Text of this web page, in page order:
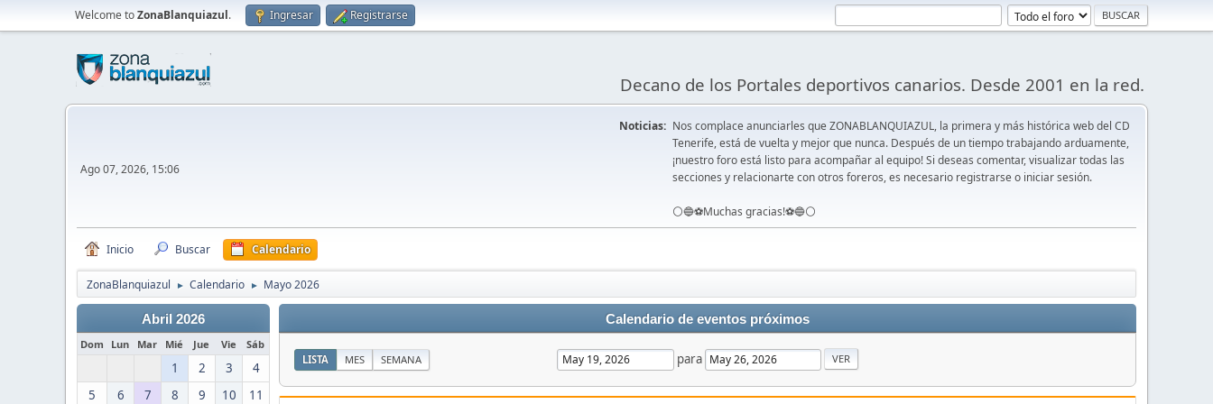
Welcome toZonaBlanquiazul. Ingresar Registrarse
Decano de los Portales deportivos canarios. Desde 2001 en la red.
Ago 07, 2026, 15:06
Noticias: Nos complace anunciarles que ZONABLANQUIAZUL, la primera y más histórica web del CD
Tenerife, está de vuelta y mejor que nunca. Después de un tiempo trabajando arduamente,
¡nuestro foro está listo para acompañar al equipo! Si deseas comentar, visualizar todas las
secciones y relacionarte con otros foreros, es necesario registrarse o iniciar sesión.
⚪️🔵⚽️Muchas gracias!⚽️🔵⚪️
Inicio Buscar Calendario
ZonaBlanquiazul ► Calendario ► Mayo 2026
Abril 2026
Dom Lun Mar Mié Jue Vie Sáb
1 2 3
4
5
6 7 8 9 10 11
Calendario de eventos próximos
LISTA MES SEMANA para